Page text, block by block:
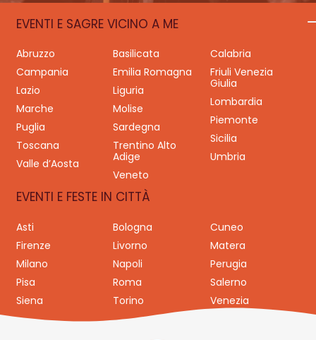
EVENTI E SAGRE VICINO A ME
Abruzzo Basilicata
Calabria
Campania
Emilia Romagna
Friuli Venezia
Giulia
Lazio
Liguria
Lombardia
Marche
Molise
Piemonte
Puglia
Sardegna
Sicilia
Toscana
Trentino Alto
Adige
Umbria
Valle d’Aosta
Veneto
EVENTI E FESTE IN CITTÀ
Asti Bologna
Cuneo
Firenze
Livorno
Matera
Milano
Napoli
Perugia
Pisa
Roma
Salerno
Siena
Torino Venezia